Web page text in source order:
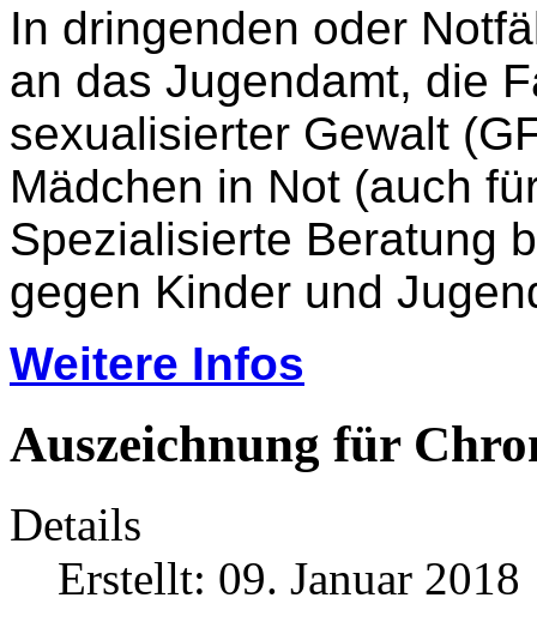
In dringenden oder
an das Jugendamt, die
sexualisierter Gewalt
Mädchen in Not (auch
Spezialisierte Beratung
gegen Kinder und
Weitere Infos
Auszeichnung für
Details
Erstellt: 09. Januar 2018